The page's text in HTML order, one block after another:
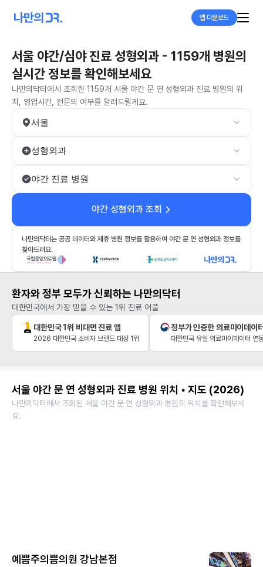
앱 다운로드
서울 야간/심야 진료 성형외과 - 1159개 병원의
실시간 정보를 확인해보세요
나만의닥터에서 조회한 1159개 서울 야간 문 연 성형외과 진료 병원의 위
치, 영업시간, 전문의 여부를 알려드릴게요.
서울
성형외과
야간 진료 병원
야간 성형외과 조회
나만의닥터는 공공 데이터와 제휴 병원 정보를 활용하여 야간 문 연 성형외과 정보를
찾아드려요.
환자와 정부 모두가 신뢰하는 나만의닥터
대한민국에서 가장 믿을 수 있는 1위 진료 어플
대한민국 1위 비대면 진료 앱
2026 대한민국 소비자 브랜드 대상 1위
정부가 인증한 의료마이데이
대한민국 유일 의료마이데이터 연
서울 야간 문 연 성형외과 진료 병원 위치 • 지도 (2026)
나만의닥터에서 조회된 서울 야간 문 연 성형외과 병원의 위치를 확인해보세
요.
예쁨주의쁨의원 강남본점